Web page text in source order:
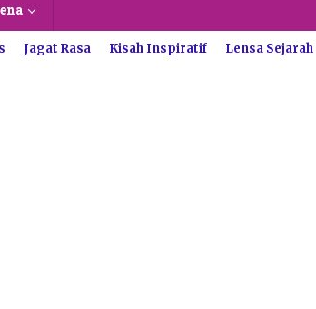
Jagat Rasa Kisah Inspiratif Lensa Sejarah